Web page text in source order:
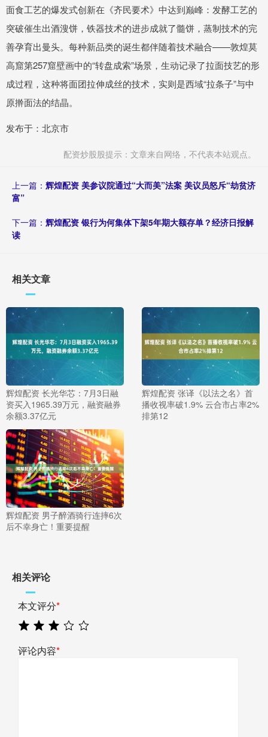
面食工艺的爆发式创新在《齐民要术》中达到巅峰：发酵工艺的
突破催生出酒溲饼，铁器技术的进步成就了髓饼，蒸制技术的完
善孕育出曼头。每种新品类的诞生都伴随着技术融合——敦煌莫
高窟第257窟壁画中的“转盘成索”场景，生动记录了拉面技艺的形
成过程，这种将面团拉伸成丝的技术，实则是西域“拉条子”与中
原擀面法的结晶。
发布于：北京市
配资炒股股提示：文章来自网络，不代表本站观点。
上一篇： 辉煌配资 美参议院通过“大而美”法案 美议员怒斥“劫贫济
富”
下一篇： 辉煌配资 银行为何集体下架5年期大额存单？经济日报解
读
相关文章
辉煌配资 长光华芯：7月3日融
资买入1965.39万元，融资融券
余额3.37亿元
辉煌配资 张译《以法之名》首
播收视率破1.9% 云合市占率2%
排第12
辉煌配资 男子醉酒骑行连摔6次
后不幸身亡！重要提醒
相关评论
本文评分*
评论内容*